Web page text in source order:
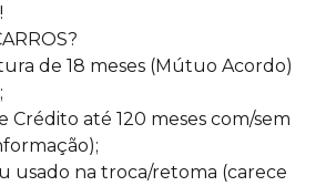
de 18 meses (Mútuo Acordo)
Crédito até 120 meses com/sem
usado na troca/retoma (carece